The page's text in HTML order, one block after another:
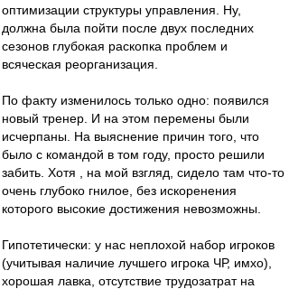
оптимизации структуры управления. Ну,
должна была пойти после двух последних
сезонов глубокая раскопка проблем и
всяческая реорганизация.
По факту изменилось только одно: появился
новый тренер. И на этом перемены были
исчерпаны. На выяснение причин того, что
было с командой в том году, просто решили
забить. Хотя , на мой взгляд, сидело там что-то
очень глубоко гнилое, без искоренения
которого высокие достижения невозможны.
Гипотетически: у нас неплохой набор игроков
(учитывая наличие лучшего игрока ЧР, имхо),
хорошая лавка, отсутствие трудозатрат на